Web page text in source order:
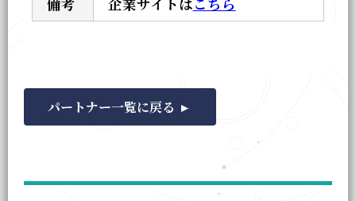
パートナー一覧に戻る